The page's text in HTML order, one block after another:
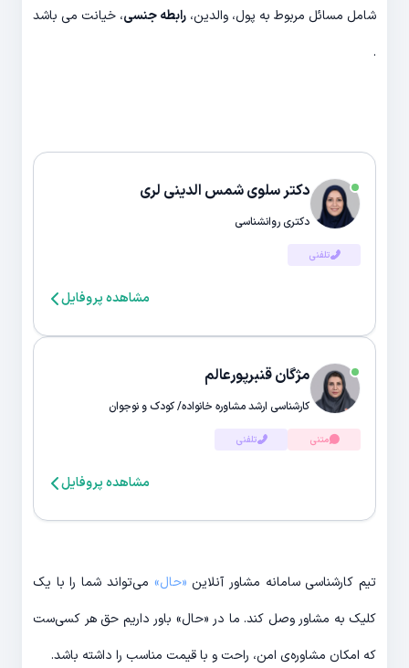
شامل مسائل مربوط به پول، والدین، رابطه جنسی، خیانت می باشد
.
دکتر سلوی شمس الدینی لری
دکتری روانشناسی
تلفنی
مشاهده پروفایل
مژگان قنبرپورعالم
کارشناسی ارشد مشاوره خانواده/ کودک و نوجوان
متنی تلفنی
مشاهده پروفایل
تیم کارشناسی سامانه مشاور آنلاین «حال» می‌تواند شما را با یک
کلیک به مشاور وصل کند. ما در «حال» باور داریم حق هر کسی‌ست
که امکان مشاوره‌ی امن، راحت و با قیمت مناسب را داشته باشد.